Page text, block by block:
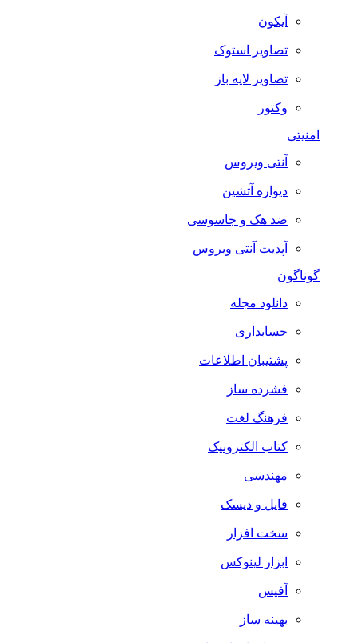
آیکون
تصاویر استوک
تصاویر لایه باز
وکتور
آنتی ویروس
دیواره آتشین
ضد هک و جاسوسی
آپدیت آنتی ویروس
گوناگون
دانلود مجله
حسابداری
پشتیبان اطلاعات
فشرده ساز
فرهنگ لغت
کتاب الکترونیک
مهندسی
فایل و دیسک
سخت افزار
ابزار لینوکس
آفیس
بهینه ساز